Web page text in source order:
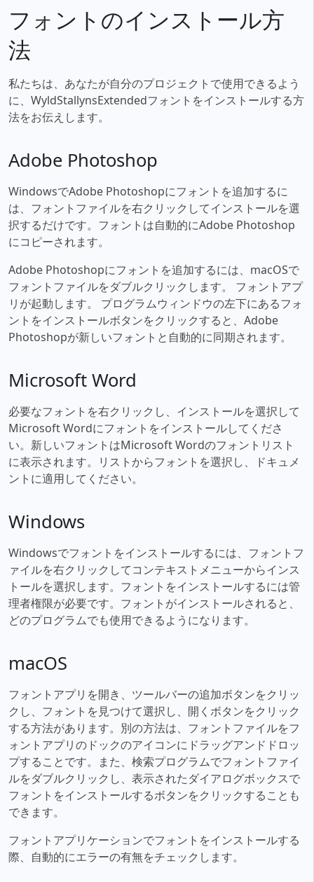
フォントのインストール方
法
私たちは、あなたが自分のプロジェクトで使用できるよう
に、WyldStallynsExtendedフォントをインストールする方
法をお伝えします。
Adobe Photoshop
WindowsでAdobe Photoshopにフォントを追加するに
は、フォントファイルを右クリックしてインストールを選
択するだけです。フォントは自動的にAdobe Photoshop
にコピーされます。
Adobe Photoshopにフォントを追加するには、macOSで
フォントファイルをダブルクリックします。 フォントアプ
リが起動します。 プログラムウィンドウの左下にあるフォ
ントをインストールボタンをクリックすると、Adobe
Photoshopが新しいフォントと自動的に同期されます。
Microsoft Word
必要なフォントを右クリックし、インストールを選択して
Microsoft Wordにフォントをインストールしてくださ
い。新しいフォントはMicrosoft Wordのフォントリスト
に表示されます。リストからフォントを選択し、ドキュメ
ントに適用してください。
Windows
Windowsでフォントをインストールするには、フォントフ
ァイルを右クリックしてコンテキストメニューからインス
トールを選択します。フォントをインストールするには管
理者権限が必要です。フォントがインストールされると、
どのプログラムでも使用できるようになります。
macOS
フォントアプリを開き、ツールバーの追加ボタンをクリッ
クし、フォントを見つけて選択し、開くボタンをクリック
する方法があります。別の方法は、フォントファイルをフ
ォントアプリのドックのアイコンにドラッグアンドドロッ
プすることです。また、検索プログラムでフォントファイ
ルをダブルクリックし、表示されたダイアログボックスで
フォントをインストールするボタンをクリックすることも
できます。
フォントアプリケーションでフォントをインストールする
際、自動的にエラーの有無をチェックします。